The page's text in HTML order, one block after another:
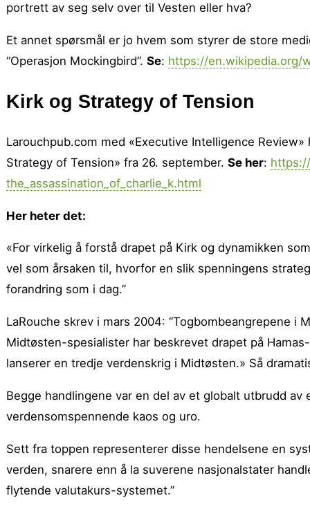
portrett av seg selv over til Vesten eller hva?
Et annet spørsmål er jo hvem som styrer de store
“Operasjon Mockingbird”. Se: https://en.wikipedia.org/
Kirk og Strategy of Tension
Larouchpub.com med «Executive Intelligence
Strategy of Tension» fra 26. september. Se her:
the_assassination_of_charlie_k.html
Her heter det:
«For virkelig å forstå drapet på Kirk og dynamikken
vel som årsaken til, hvorfor en slik spenningens
forandring som i dag.”
LaRouche skrev i mars 2004: “Togbombeangrepene i
Midtøsten-spesialister har beskrevet drapet på
lanserer en tredje verdenskrig i Midtøsten.» Så
Begge handlingene var en del av et globalt utbrudd
verdensomspennende kaos og uro.
Sett fra toppen representerer disse hendelsene en
verden, snarere enn å la suverene nasjonalstater
flytende valutakurs-systemet.”